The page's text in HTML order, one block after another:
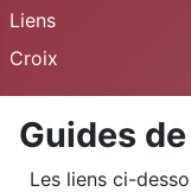
Liens
Croix
Guides
Les liens ci-